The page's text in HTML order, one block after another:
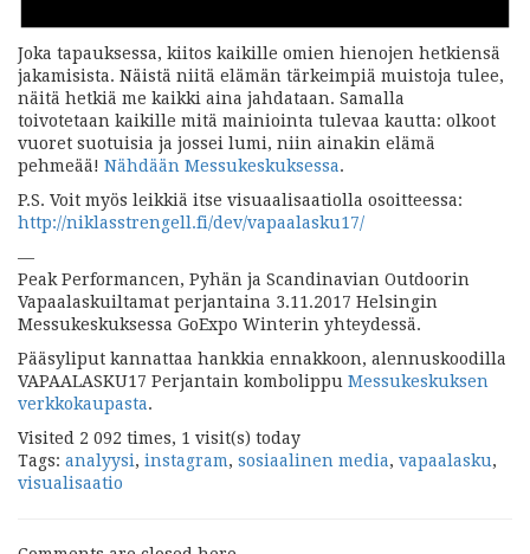
Joka tapauksessa, kiitos kaikille omien hienojen hetkiensä
jakamisista. Näistä niitä elämän tärkeimpiä muistoja tulee,
näitä hetkiä me kaikki aina jahdataan. Samalla
toivotetaan kaikille mitä mainiointa tulevaa kautta: olkoot
vuoret suotuisia ja jossei lumi, niin ainakin elämä
pehmeää! Nähdään Messukeskuksessa.
P.S. Voit myös leikkiä itse visuaalisaatiolla osoitteessa:
http://niklasstrengell.fi/dev/vapaalasku17/
—
Peak Performancen, Pyhän ja Scandinavian Outdoorin
Vapaalaskuiltamat perjantaina 3.11.2017 Helsingin
Messukeskuksessa GoExpo Winterin yhteydessä.
Pääsyliput kannattaa hankkia ennakkoon, alennuskoodilla
VAPAALASKU17 Perjantain kombolippu Messukeskuksen
verkkokaupasta.
Visited 2 092 times, 1 visit(s) today
Tags: analyysi, instagram, sosiaalinen media, vapaalasku,
visualisaatio